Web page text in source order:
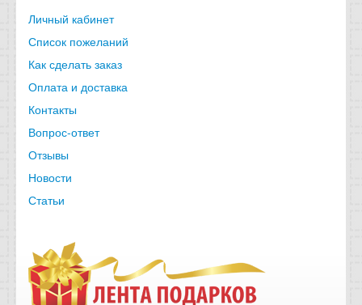
Личный кабинет
Список пожеланий
Как сделать заказ
Оплата и доставка
Контакты
Вопрос-ответ
Отзывы
Новости
Статьи